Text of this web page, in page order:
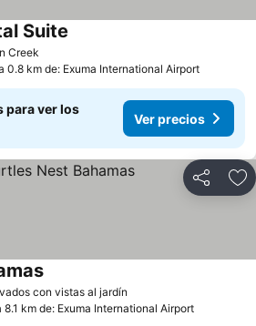
Creek
Suite
0.8 km de: Exuma International Airport
para ver los
Ver precios
Compartir
con vistas al jardín
8.1 km de: Exuma International Airport